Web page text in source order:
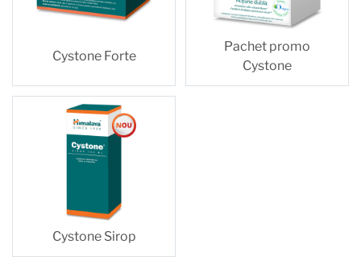
Cystone Forte
Pachet promo
Cystone
Cystone Sirop